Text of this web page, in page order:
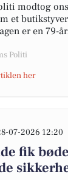
modtog
et
er en 79-
Politi
her
07-2026 12:20
fik